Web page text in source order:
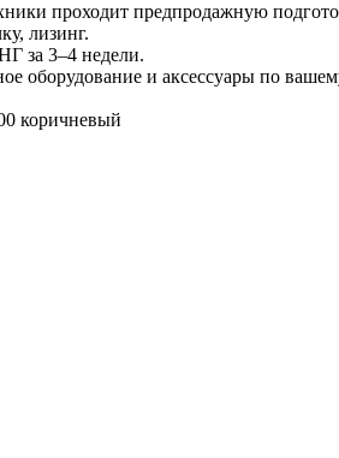
проходит предпродажную
лизинг.
за 3–4 недели.
оборудование и аксессуары по
коричневый